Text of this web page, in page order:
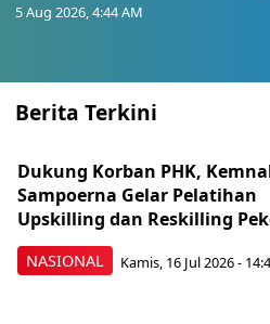
5 Aug 2026, 4:44 AM
Berita Terkini
NASIONAL
Dukung Korban PHK,
Sampoerna Gelar Pelatihan
Upskilling dan Reskilling
Kamis, 16 Jul 2026 -